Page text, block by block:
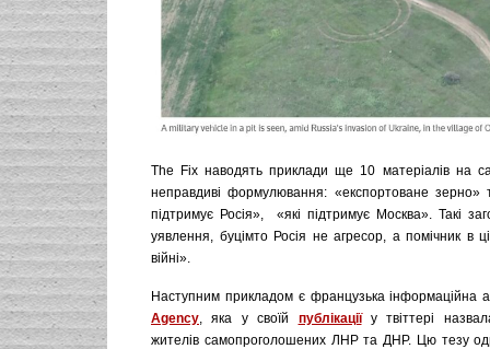
The Fix наводять приклади ще 10 матеріалів на
неправдиві формулювання: «експортоване зерно»
підтримує Росія», «які підтримує Москва». Такі
уявлення, буцімто Росія не агресор, а помічник в
війні».
Наступним прикладом є французька інформаційна
Agency, яка у своїй публікаціїу твіттері
жителів самопроголошених ЛНР та ДНР. Цю тезу